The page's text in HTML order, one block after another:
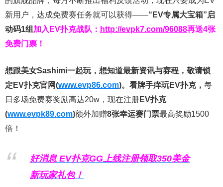
新用户，达成免费赛任务就可以获得——“EV专属大宝箱”启
动码1组 加入EV扑克战队： http://evpk7.com/96088再送4张
免费门票！
想跟美女Sashimi一起玩， 想知道最新资讯与赛程， 敬请锁
定EV扑克官网(www.evp86.com)。 看牌手痒玩EV扑克， 每
日多场免费赛奖励高达20w，现在注册EV扑克
(www.evpk89.com)额外加赠8张幸运赛门票最高奖励1500
倍！
好消息 EV扑克GG上线注册领取350美金
新玩家礼包！